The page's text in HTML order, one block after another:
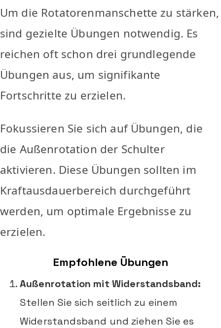
Um die Rotatorenmanschette zu stärken,
sind gezielte Übungen notwendig. Es
reichen oft schon drei grundlegende
Übungen aus, um signifikante
Fortschritte zu erzielen.
Fokussieren Sie sich auf Übungen, die
die Außenrotation der Schulter
aktivieren. Diese Übungen sollten im
Kraftausdauerbereich durchgeführt
werden, um optimale Ergebnisse zu
erzielen.
Empfohlene Übungen
Außenrotation mit Widerstandsband:
Stellen Sie sich seitlich zu einem
Widerstandsband und ziehen Sie es